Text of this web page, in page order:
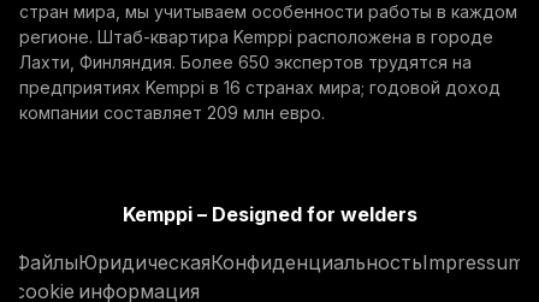
стран мира, мы учитываем особенности работы в каждом
регионе. Штаб-квартира Kemppi расположена в городе
Лахти, Финляндия. Более 650 экспертов трудятся на
предприятиях Kemppi в 16 странах мира; годовой доход
компании составляет 209 млн евро.
Kemppi – Designed for welders
Файлы
cookie
Юридическая
информация
КонфиденциальностьImpressum